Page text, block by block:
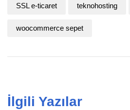
SSL e-ticaret teknohosting
woocommerce sepet
İlgili Yazılar